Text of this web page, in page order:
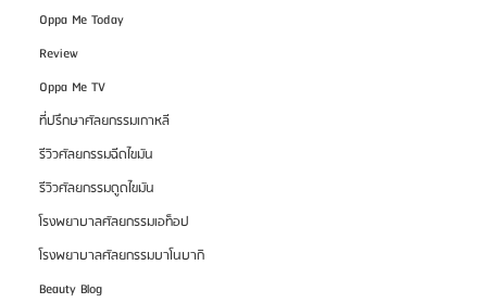
Oppa Me Today
Review
Oppa Me TV
ที่ปรึกษาศัลยกรรมเกาหลี
รีวิวศัลยกรรมฉีดไขมัน
รีวิวศัลยกรรมดูดไขมัน
โรงพยาบาลศัลยกรรมเอท็อป
โรงพยาบาลศัลยกรรมบาโนบากิ
Beauty Blog